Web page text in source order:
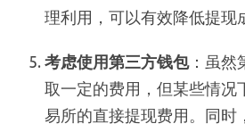
理利用，可以有效降低提现
考虑使用第三方钱包：虽然
取一定的费用，但某些情况
易所的直接提现费用。同时